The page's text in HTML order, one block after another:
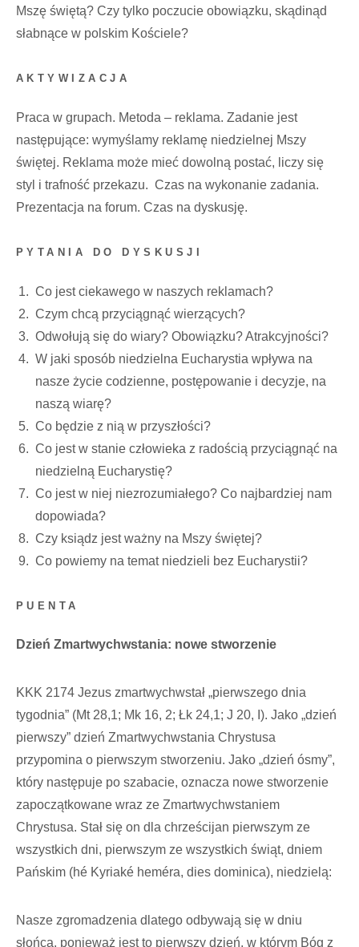
Mszę świętą? Czy tylko poczucie obowiązku, skądinąd
słabnące w polskim Kościele?
AKTYWIZACJA
Praca w grupach. Metoda – reklama. Zadanie jest
następujące: wymyślamy reklamę niedzielnej Mszy
świętej. Reklama może mieć dowolną postać, liczy się
styl i trafność przekazu. Czas na wykonanie zadania.
Prezentacja na forum. Czas na dyskusję.
PYTANIA DO DYSKUSJI
Co jest ciekawego w naszych reklamach?
Czym chcą przyciągnąć wierzących?
Odwołują się do wiary? Obowiązku? Atrakcyjności?
W jaki sposób niedzielna Eucharystia wpływa na
nasze życie codzienne, postępowanie i decyzje, na
naszą wiarę?
Co będzie z nią w przyszłości?
Co jest w stanie człowieka z radością przyciągnąć na
niedzielną Eucharystię?
Co jest w niej niezrozumiałego? Co najbardziej nam
dopowiada?
Czy ksiądz jest ważny na Mszy świętej?
Co powiemy na temat niedzieli bez Eucharystii?
PUENTA
Dzień Zmartwychwstania: nowe stworzenie
KKK 2174 Jezus zmartwychwstał „pierwszego dnia
tygodnia” (Mt 28,1; Mk 16, 2; Łk 24,1; J 20, I). Jako „dzień
pierwszy” dzień Zmartwychwstania Chrystusa
przypomina o pierwszym stworzeniu. Jako „dzień ósmy”,
który następuje po szabacie, oznacza nowe stworzenie
zapoczątkowane wraz ze Zmartwychwstaniem
Chrystusa. Stał się on dla chrześcijan pierwszym ze
wszystkich dni, pierwszym ze wszystkich świąt, dniem
Pańskim (hé Kyriaké heméra, dies dominica), niedzielą:
Nasze zgromadzenia dlatego odbywają się w dniu
słońca, ponieważ jest to pierwszy dzień, w którym Bóg z